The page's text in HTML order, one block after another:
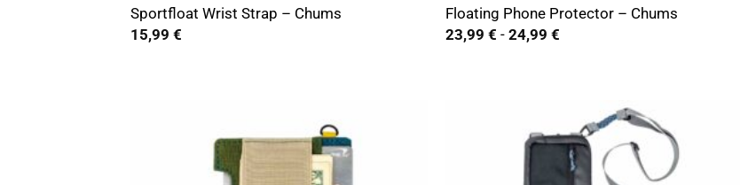
Sportfloat Wrist Strap – Chums
15,99 €
Floating Phone Protector – Chums
23,99 € - 24,99 €Rango
24,99 €